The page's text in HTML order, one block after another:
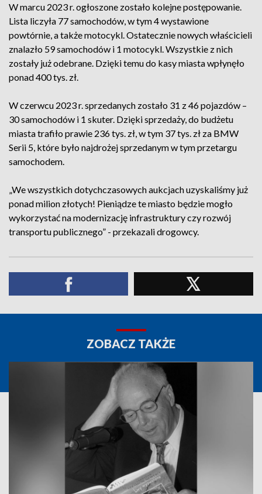
W marcu 2023 r. ogłoszone zostało kolejne postępowanie.
Lista liczyła 77 samochodów, w tym 4 wystawione
powtórnie, a także motocykl. Ostatecznie nowych właścicieli
znalazło 59 samochodów i 1 motocykl. Wszystkie z nich
zostały już odebrane. Dzięki temu do kasy miasta wpłynęło
ponad 400 tys. zł.
W czerwcu 2023 r. sprzedanych zostało 31 z 46 pojazdów –
30 samochodów i 1 skuter. Dzięki sprzedaży, do budżetu
miasta trafiło prawie 236 tys. zł, w tym 37 tys. zł za BMW
Serii 5, które było najdrożej sprzedanym w tym przetargu
samochodem.
„We wszystkich dotychczasowych aukcjach uzyskaliśmy już
ponad milion złotych! Pieniądze te miasto będzie mogło
wykorzystać na modernizację infrastruktury czy rozwój
transportu publicznego” - przekazali drogowcy.
ZOBACZ TAKŻE